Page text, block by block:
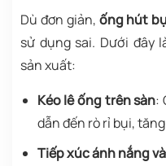
Dù đơn giản, ống hút
sử dụng sai. Dưới đây
sản xuất:
Kéo lê ống trên sàn:
dẫn đến rò rỉ bụi,
Tiếp xúc ánh nắng